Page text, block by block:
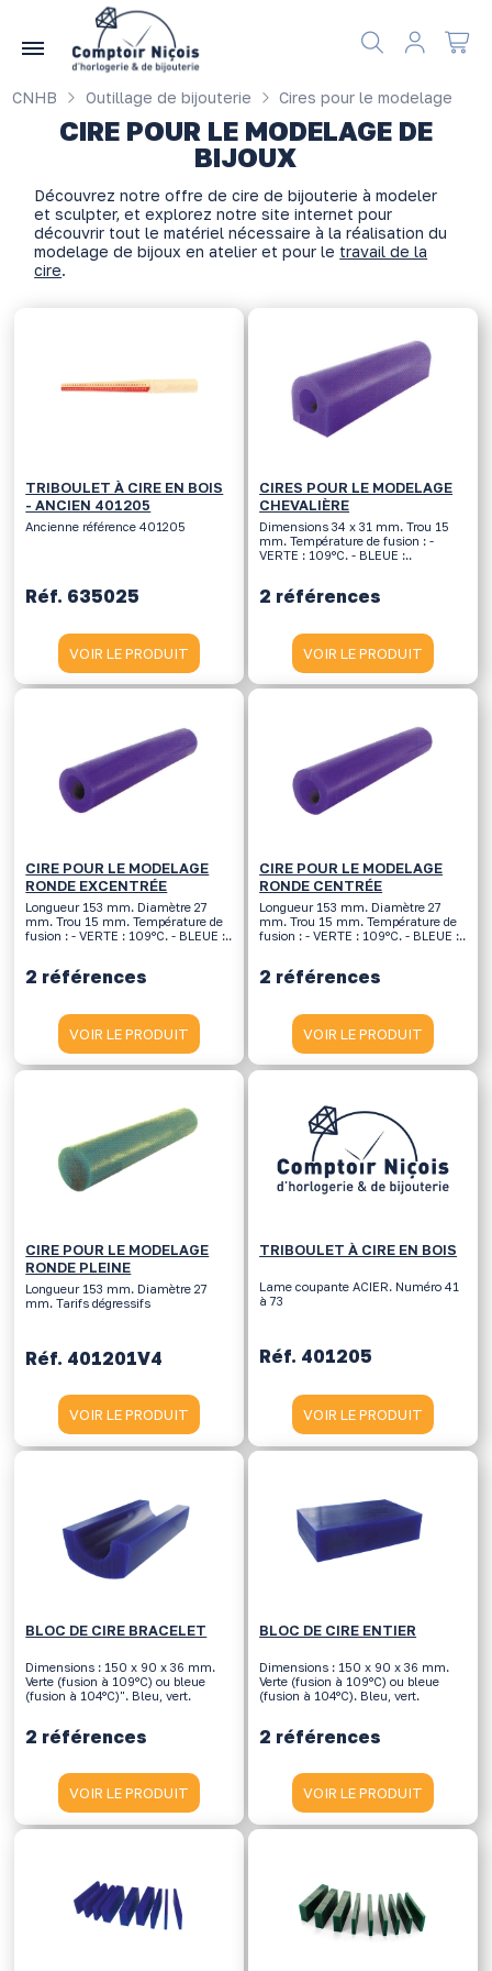
CNHB Outillage de bijouterie Cires pour le modelage
CIRE POUR LE MODELAGE DE
BIJOUX
Découvrez notre offre de cire de bijouterie à modeler
et sculpter, et explorez notre site internet pour
découvrir tout le matériel nécessaire à la réalisation du
modelage de bijoux en atelier et pour le travail de la
cire.
TRIBOULET À CIRE EN BOIS
- ANCIEN 401205
Ancienne référence 401205
Réf. 635025
VOIR LE PRODUIT
CIRES POUR LE MODELAGE
CHEVALIÈRE
Dimensions 34 x 31 mm. Trou 15
mm. Température de fusion : -
VERTE : 109°C. - BLEUE :..
2 références
VOIR LE PRODUIT
CIRE POUR LE MODELAGE
RONDE EXCENTRÉE
Longueur 153 mm. Diamètre 27
mm. Trou 15 mm. Température de
fusion : - VERTE : 109°C. - BLEUE :..
2 références
VOIR LE PRODUIT
CIRE POUR LE MODELAGE
RONDE CENTRÉE
Longueur 153 mm. Diamètre 27
mm. Trou 15 mm. Température de
fusion : - VERTE : 109°C. - BLEUE :..
2 références
VOIR LE PRODUIT
CIRE POUR LE MODELAGE
RONDE PLEINE
Longueur 153 mm. Diamètre 27
mm. Tarifs dégressifs
Réf. 401201V4
VOIR LE PRODUIT
TRIBOULET À CIRE EN BOIS
Lame coupante ACIER. Numéro 41
à 73
Réf. 401205
VOIR LE PRODUIT
BLOC DE CIRE BRACELET
Dimensions : 150 x 90 x 36 mm.
Verte (fusion à 109°C) ou bleue
(fusion à 104°C)". Bleu, vert.
2 références
VOIR LE PRODUIT
BLOC DE CIRE ENTIER
Dimensions : 150 x 90 x 36 mm.
Verte (fusion à 109°C) ou bleue
(fusion à 104°C). Bleu, vert.
2 références
VOIR LE PRODUIT
Gérer les préférences en matière de cookies